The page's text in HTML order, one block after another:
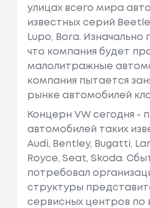
улицах всего мира
известных серий
Lupo, Bora. Изначально
что компания будет
малолитражные
компания пытается
рынке автомобилей
Концерн VW сегодня -
автомобилей таких
Audi, Bentley, Bugatti,
Royce, Seat, Skoda.
потребовал
структуры
сервисных центров по